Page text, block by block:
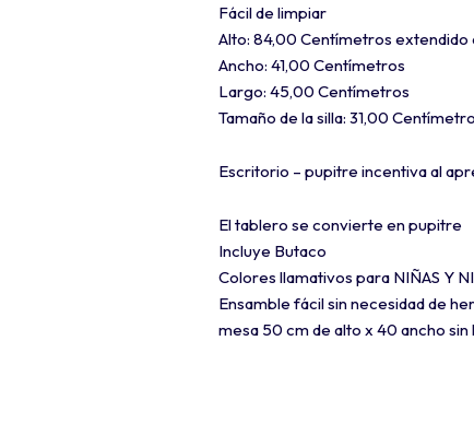
Fácil de limpiar
Alto: 84,00 Centímetros
Ancho: 41,00 Centímetros
Largo: 45,00 Centímetros
Tamaño de la silla: 31,00
Escritorio – pupitre incentiva al
El tablero se convierte en pupitre
Incluye Butaco
Colores llamativos para NIÑAS Y
Ensamble fácil sin necesidad de
mesa 50 cm de alto x 40 ancho